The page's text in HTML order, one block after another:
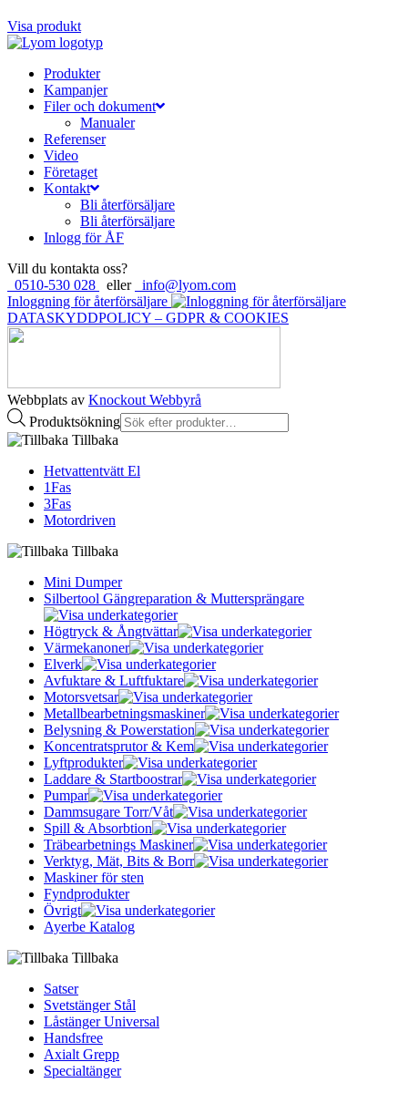
Visa produkt
Produkter
Kampanjer
Filer och dokument
Manualer
Referenser
Video
Företaget
Kontakt
Bli återförsäljare
Bli återförsäljare
Inlogg för ÅF
Vill du kontakta oss?
0510-530 028
eller
info@lyom.com
Inloggning för återförsäljare
DATASKYDDPOLICY – GDPR & COOKIES
Webbplats av Knockout Webbyrå
Produktsökning
Tillbaka
Hetvattentvätt El
1Fas
3Fas
Motordriven
Tillbaka
Mini Dumper
Silbertool Gängreparation & Muttersprängare
Högtryck & Ångtvättar
Värmekanoner
Elverk
Avfuktare & Luftfuktare
Motorsvetsar
Metallbearbetningsmaskiner
Belysning & Powerstation
Koncentratsprutor & Kem
Lyftprodukter
Laddare & Startboostrar
Pumpar
Dammsugare Torr/Våt
Spill & Absorbtion
Träbearbetnings Maskiner
Verktyg, Mät, Bits & Borr
Maskiner för sten
Fyndprodukter
Övrigt
Ayerbe Katalog
Tillbaka
Satser
Svetstänger Stål
Låstänger Universal
Handsfree
Axialt Grepp
Specialtänger